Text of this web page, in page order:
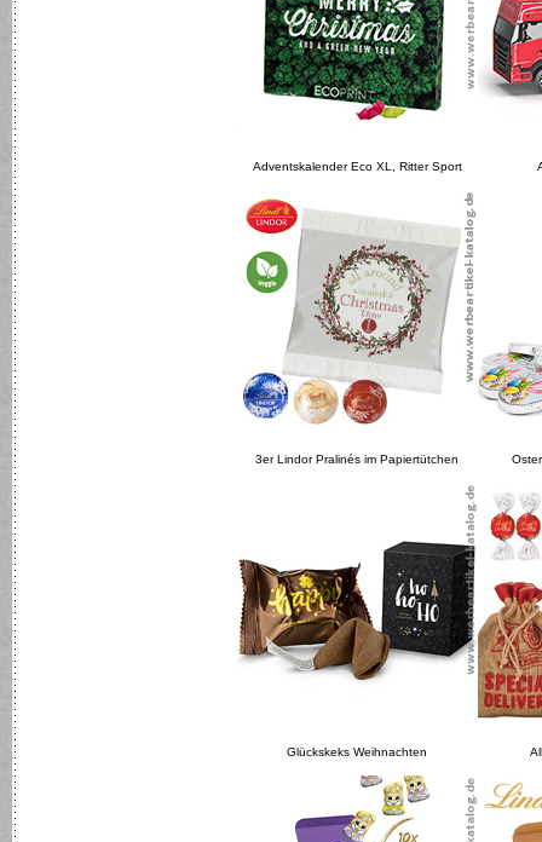
Adventskalender Eco XL, Ritter Sport
3er Lindor Pralinés im Papiertütchen
Glückskeks Weihnachten